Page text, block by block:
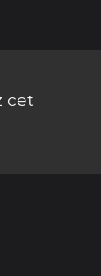
cet